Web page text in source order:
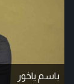
باسم ياخور